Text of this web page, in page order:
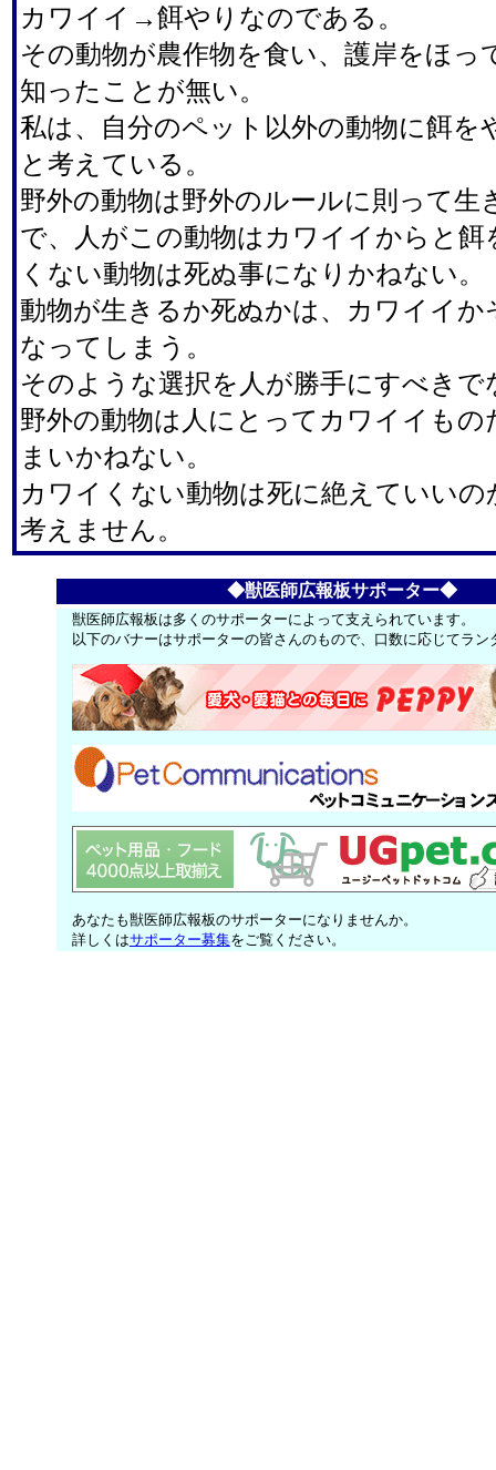
カワイイ→餌やりなのである。
その動物が農作物を食い、護岸をほっ
知ったことが無い。
私は、自分のペット以外の動物に餌を
と考えている。
野外の動物は野外のルールに則って生
で、人がこの動物はカワイイからと餌
くない動物は死ぬ事になりかねない。
動物が生きるか死ぬかは、カワイイ
なってしまう。
そのような選択を人が勝手にすべきで
野外の動物は人にとってカワイイも
まいかねない。
カワイくない動物は死に絶えていい
考えません。
◆獣医師広報板サポーター◆
獣医師広報板は多くのサポーターによって支えられています。
以下のバナーはサポーターの皆さんのもので、口数に応じてラ
あなたも獣医師広報板のサポーターになりませんか。
詳しくはサポーター募集をご覧ください。